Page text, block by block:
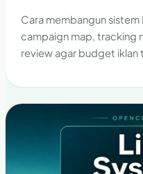
Cara membangun
campaign map, tracking
review agar budget iklan